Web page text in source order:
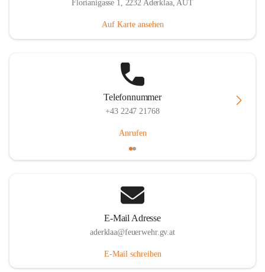
Florianigasse 1, 2232 Aderklaa, AUT
Auf Karte ansehen
Telefonnummer
+43 2247 21768
Anrufen
E-Mail Adresse
aderklaa@feuerwehr.gv.at
E-Mail schreiben